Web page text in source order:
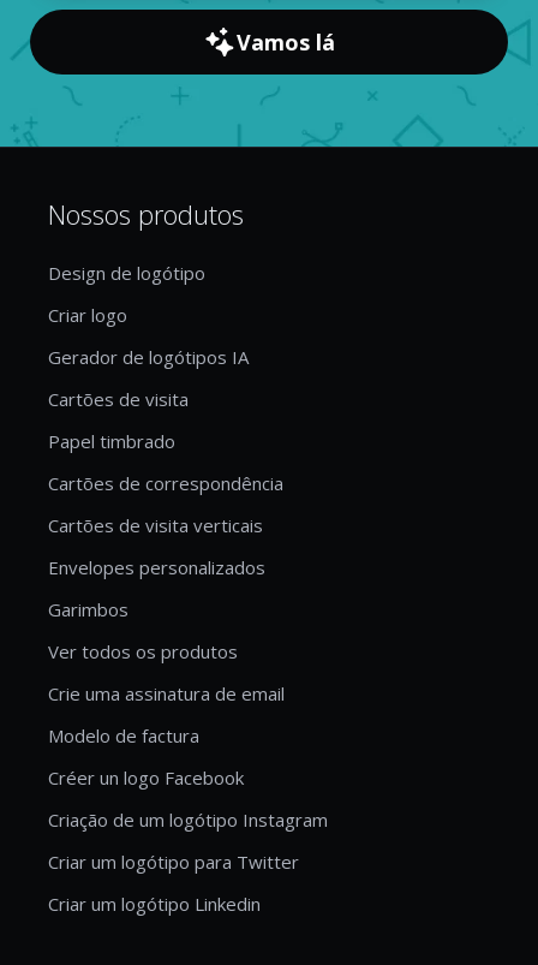
Vamos lá
Nossos produtos
Design de logótipo
Criar logo
Gerador de logótipos IA
Cartões de visita
Papel timbrado
Cartões de correspondência
Cartões de visita verticais
Envelopes personalizados
Garimbos
Ver todos os produtos
Crie uma assinatura de email
Modelo de factura
Créer un logo Facebook
Criação de um logótipo Instagram
Criar um logótipo para Twitter
Criar um logótipo Linkedin